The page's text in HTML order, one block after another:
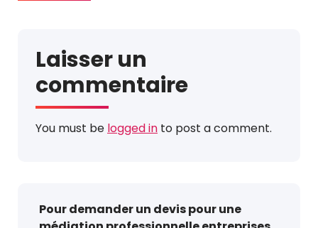
Laisser un
commentaire
You must be logged in to post a comment.
Pour demander un devis pour une